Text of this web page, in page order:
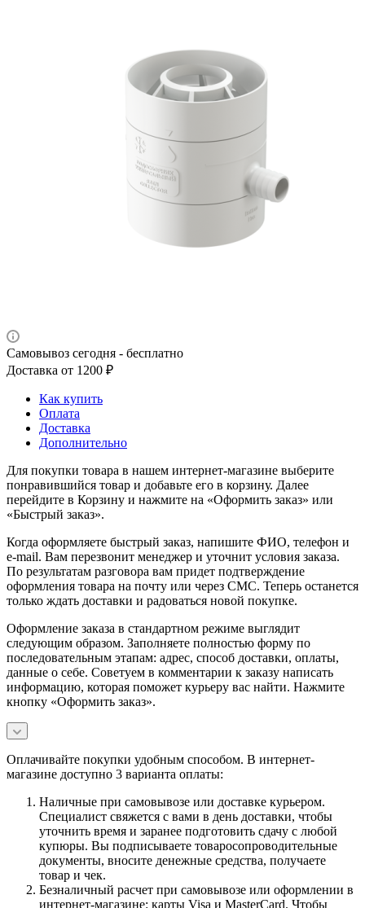
Самовывоз сегодня - бесплатно
Доставка от 1200 ₽
Как купить
Оплата
Доставка
Дополнительно
Для покупки товара в нашем интернет-магазине выберите
понравившийся товар и добавьте его в корзину. Далее
перейдите в Корзину и нажмите на «Оформить заказ» или
«Быстрый заказ».
Когда оформляете быстрый заказ, напишите ФИО, телефон и
e-mail. Вам перезвонит менеджер и уточнит условия заказа.
По результатам разговора вам придет подтверждение
оформления товара на почту или через СМС. Теперь останется
только ждать доставки и радоваться новой покупке.
Оформление заказа в стандартном режиме выглядит
следующим образом. Заполняете полностью форму по
последовательным этапам: адрес, способ доставки, оплаты,
данные о себе. Советуем в комментарии к заказу написать
информацию, которая поможет курьеру вас найти. Нажмите
кнопку «Оформить заказ».
Оплачивайте покупки удобным способом. В интернет-
магазине доступно 3 варианта оплаты:
Наличные при самовывозе или доставке курьером.
Специалист свяжется с вами в день доставки, чтобы
уточнить время и заранее подготовить сдачу с любой
купюры. Вы подписываете товаросопроводительные
документы, вносите денежные средства, получаете
товар и чек.
Безналичный расчет при самовывозе или оформлении в
интернет-магазине: карты Visa и MasterCard. Чтобы